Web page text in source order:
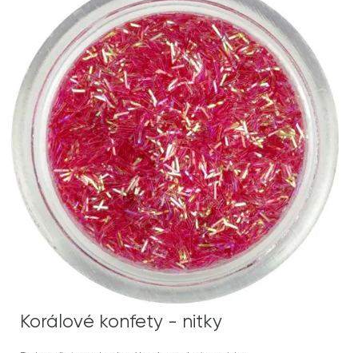
Korálové konfety - nitky